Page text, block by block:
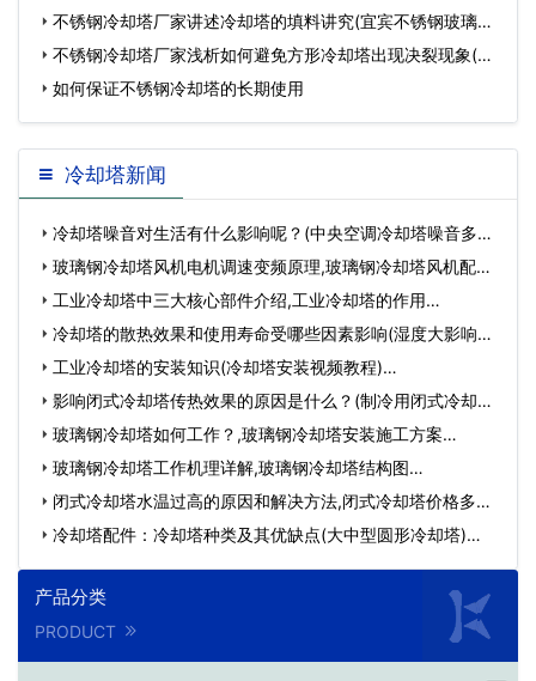
水位不锈钢冷却塔厂家讲述冷却塔的填料讲究(宜宾不锈钢玻璃钢
冷 不锈钢冷却塔厂家浅析如何避免方形冷却塔出现决裂现象(广
州 如何保证不锈钢冷却塔的长期使用
冷却塔新闻
冷却塔噪音对生活有什么影响呢？(中央空调冷却塔噪音多大)
… 玻璃钢冷却塔风机电机调速变频原理,玻璃钢冷却塔风机配
件…工业冷却塔中三大核心部件介绍,工业冷却塔的作用…
冷却塔的散热效果和使用寿命受哪些因素影响(湿度大影响冷
却…工业冷却塔的安装知识(冷却塔安装视频教程)…
影响闭式冷却塔传热效果的原因是什么？(制冷用闭式冷却塔)
… 玻璃钢冷却塔如何工作？,玻璃钢冷却塔安装施工方案…
玻璃钢冷却塔工作机理详解,玻璃钢冷却塔结构图…
闭式冷却塔水温过高的原因和解决方法,闭式冷却塔价格多少
钱…冷却塔配件：冷却塔种类及其优缺点(大中型圆形冷却塔)…
产品分类
PRODUCT